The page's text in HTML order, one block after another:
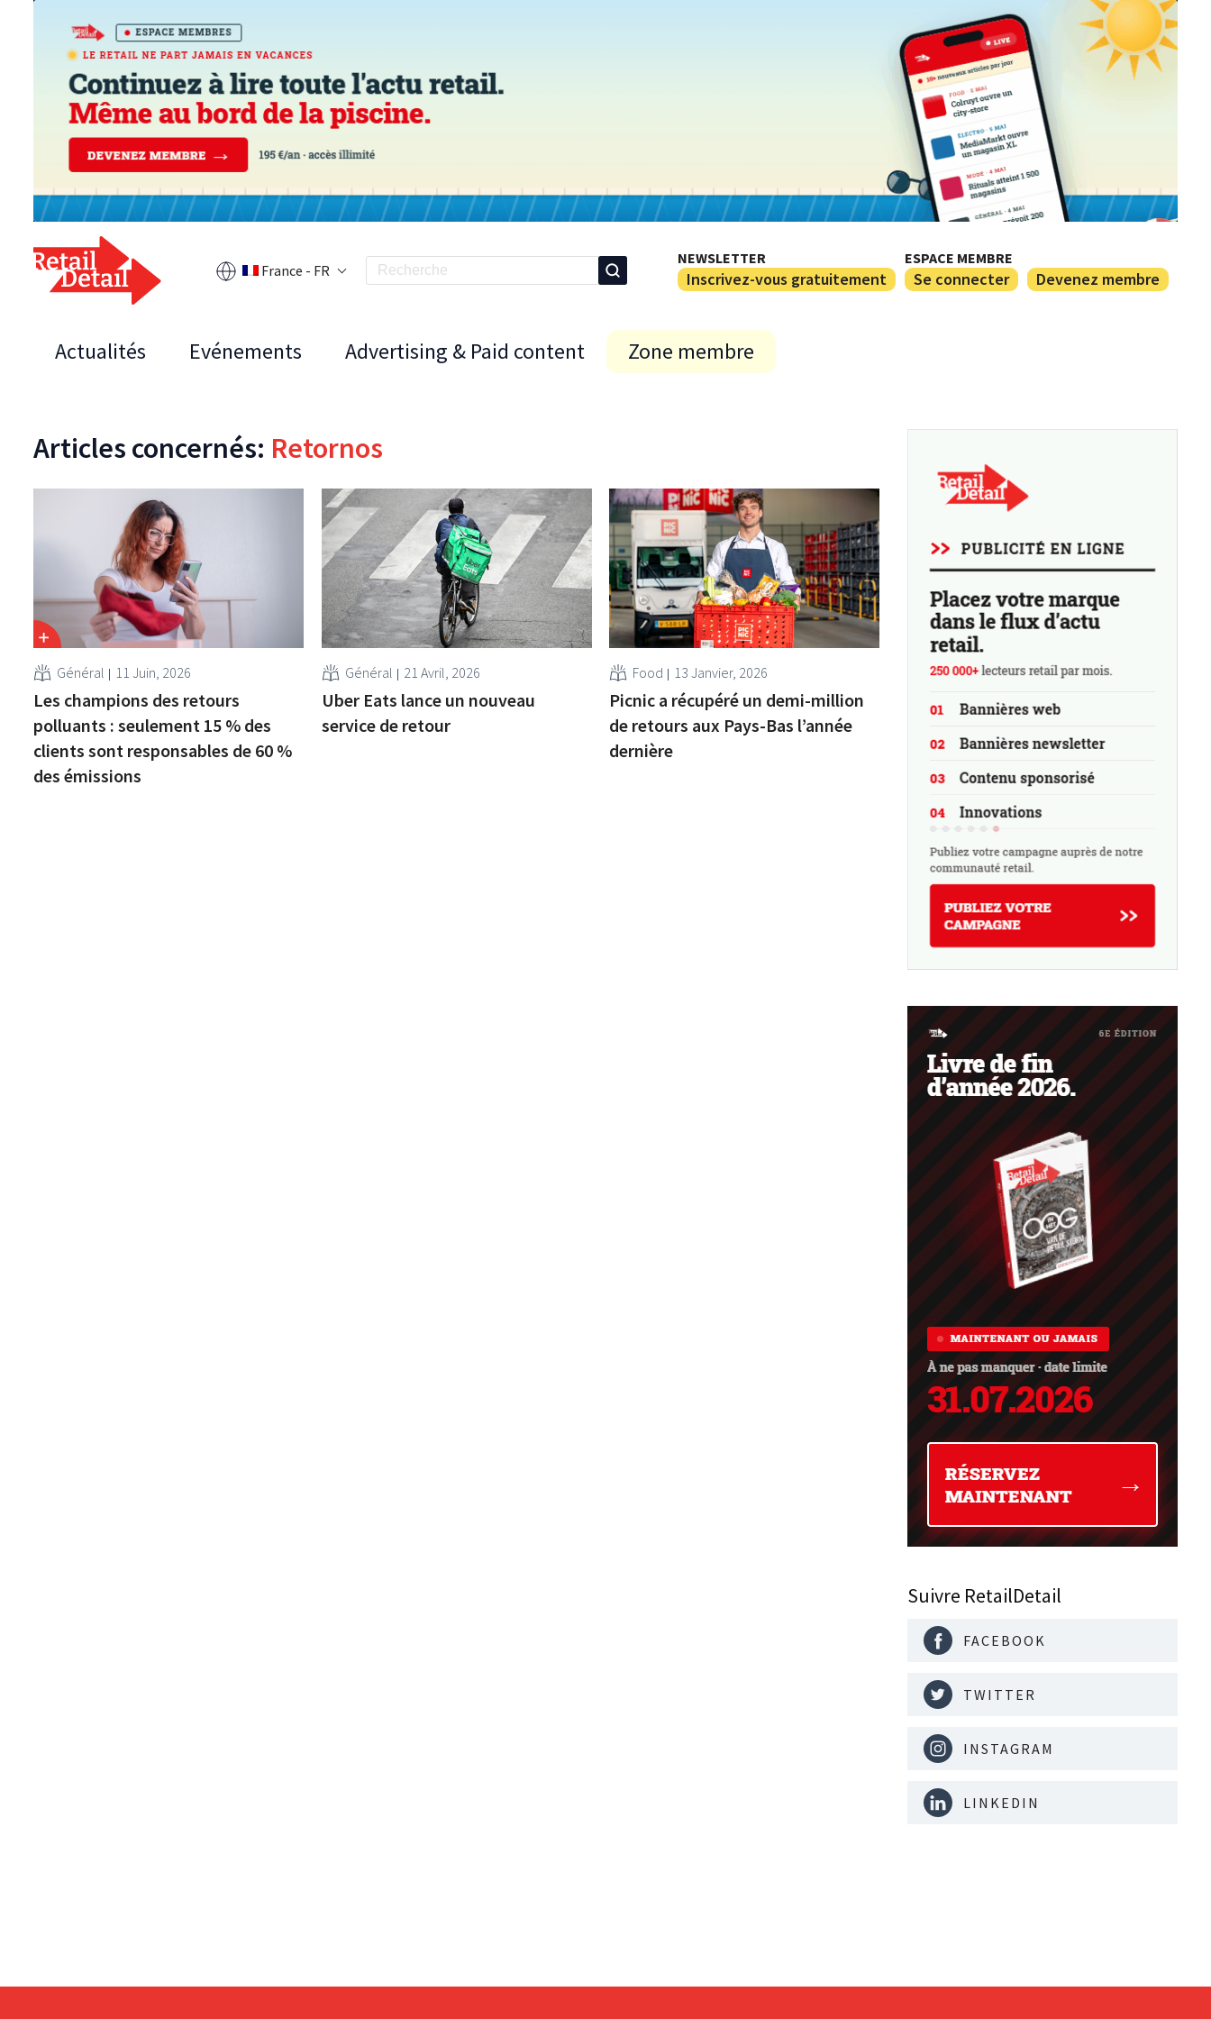
France - FR
NEWSLETTER
Inscrivez-vous gratuitement
ESPACE MEMBRE
Se connecter Devenez membre
Actualités Evénements Advertising & Paid content Zone membre
Articles concernés: Retornos
Général 11 Juin, 2026
Les champions des retours
polluants : seulement 15 % des
clients sont responsables de 60 %
des émissions
Général 21 Avril, 2026
Uber Eats lance un nouveau
service de retour
Food 13 Janvier, 2026
Picnic a récupéré un demi-million
de retours aux Pays-Bas l’année
dernière
Suivre RetailDetail
FACEBOOK
TWITTER
INSTAGRAM
LINKEDIN